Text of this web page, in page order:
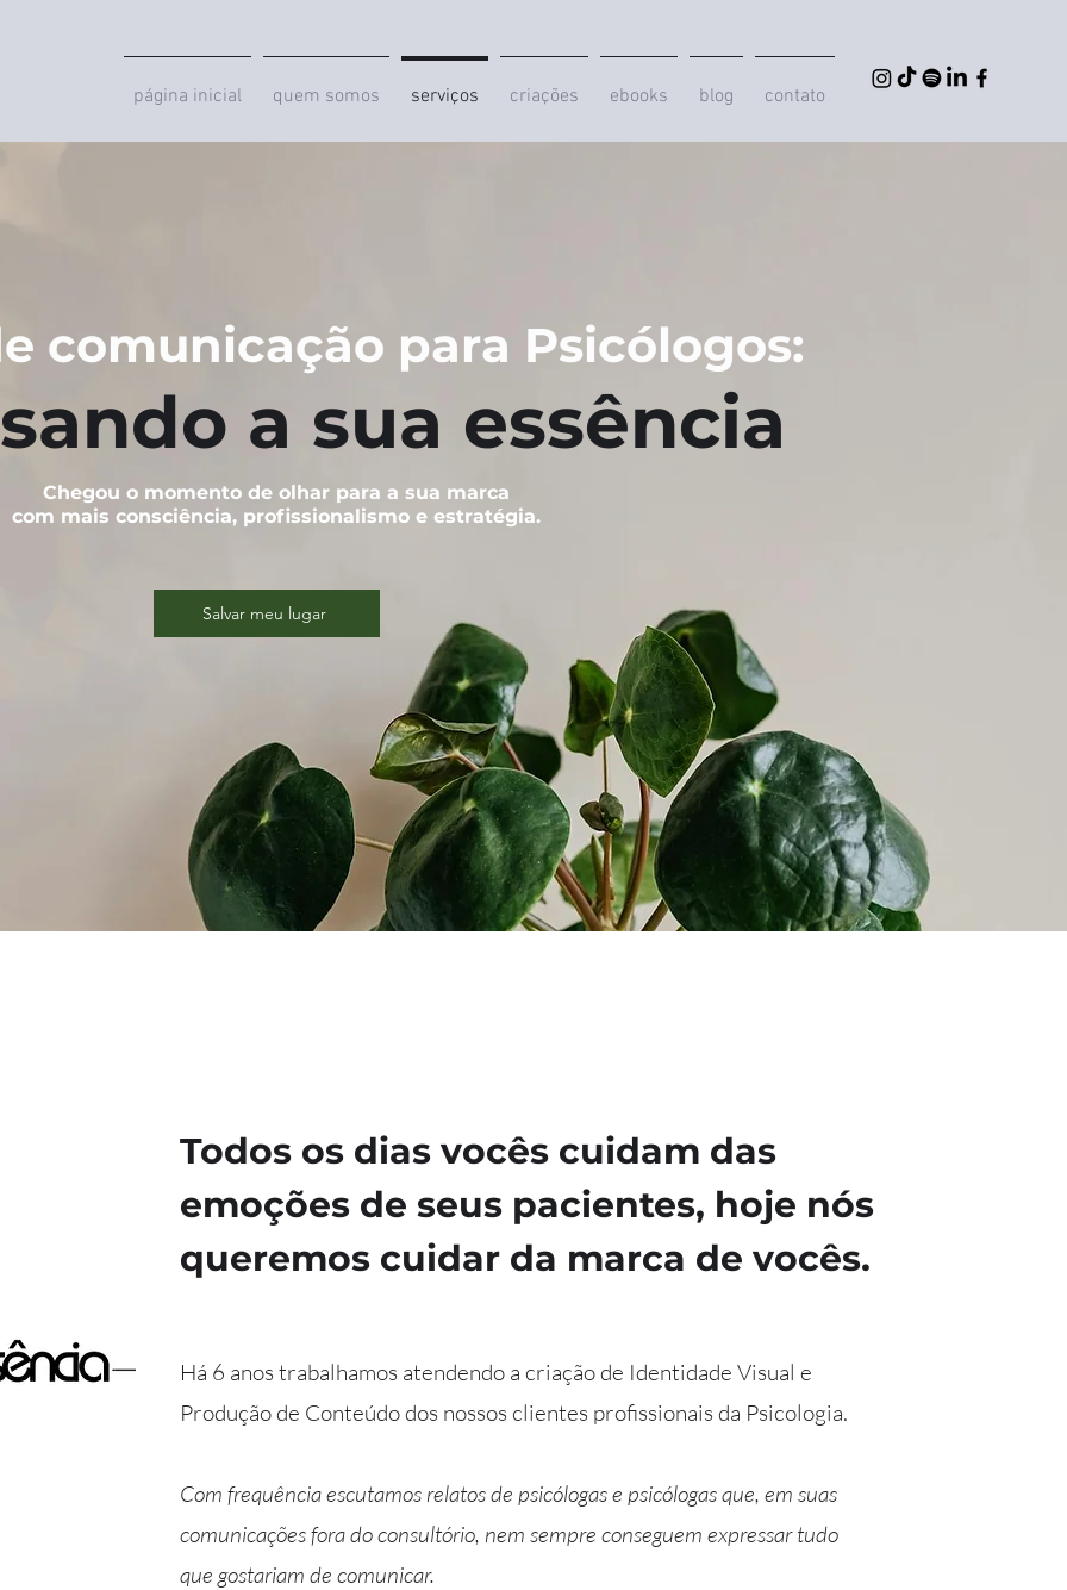
página inicial quem somos serviços criações ebooks blog contato
comunicação para Psicólogos:
a sua essência
Chegou o momento de olhar para a sua marca
com mais consciência, profissionalismo e estratégia.
Salvar meu lugar
Todos os dias vocês cuidam das
emoções de seus pacientes, hoje nós
queremos cuidar da marca de vocês.
Há 6 anos trabalhamos atendendo a criação de Identidade Visual e
Produção de Conteúdo dos nossos clientes profissionais da Psicologia.
Com frequência escutamos relatos de psicólogas e psicólogas que, em suas
comunicações fora do consultório, nem sempre conseguem expressar tudo
que gostariam de comunicar.